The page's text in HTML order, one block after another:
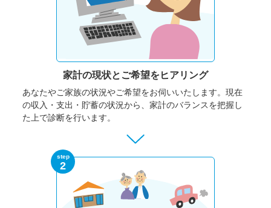
家計の現状と ご希望をヒアリング
あなたやご家族の状況やご希望をお伺いいたします。 現在
の収入・支出・貯蓄の状況から、家計のバランスを把握し
た上で診断を行います。
step
2